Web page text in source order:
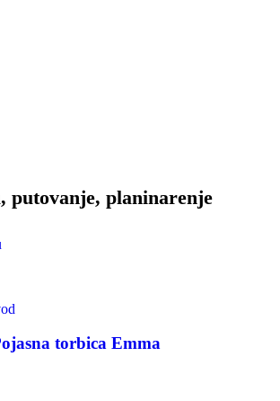
putovanje, planinarenje
torbica Emma